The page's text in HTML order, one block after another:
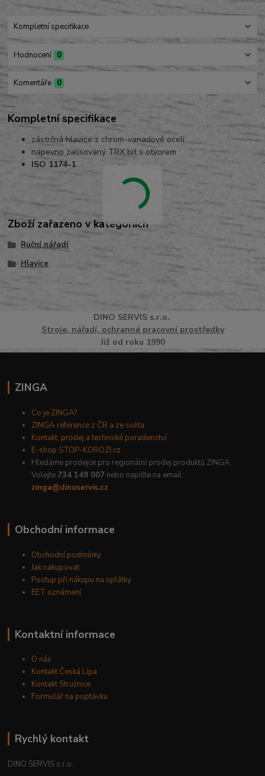
Kompletní specifikace
Hodnocení 0
Komentáře 0
Kompletní specifikace
zástrčná hlavice z chrom-vanadové oceli
napevno zalisovaný TRX bit s otvorem
ISO 1174-1
Zboží zařazeno v kategoriích
Ruční nářadí
Hlavice
DINO SERVISs.r.o.
Stroje, nářadí, ochranné pracovní prostředky
Již od roku 1990
ZINGA
Co je ZINGA?
ZINGA reference z ČR a ze světa
Kontakt: prodej a technické poradenství
E-shop STOP-KOROZI.cz
Hledáme prodejce pro regionální prodej produktů ZINGA.
Volejte 734 149 007 nebo napište na email:
zinga@dinoservis.cz
Obchodní informace
Obchodní podmínky
Jak nakupovat
Postup při nákupu na splátky
EET oznámení
Kontaktní informace
O nás
Kontakt Česká Lípa
Kontakt Stružnice
Formulář na poptávku
Rychlý kontakt
DINO SERVIS s.r.o.